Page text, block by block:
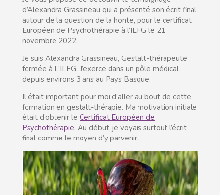
d’Alexandra Grassineau qui a présenté son écrit final
autour de la question de la honte, pour le certificat
Européen de Psychothérapie à l’ILFG le 21
novembre 2022.
Je suis Alexandra Grassineau, Gestalt-thérapeute
formée à L’ILFG. J’exerce dans un pôle médical
depuis environs 3 ans au Pays Basque.
Il était important pour moi d’aller au bout de cette
formation en gestalt-thérapie. Ma motivation initiale
était d’obtenir le Certificat Européen de
Psychothérapie. Au début, je voyais surtout l’écrit
final comme le moyen d’y parvenir.